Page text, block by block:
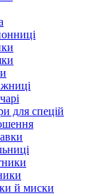
для спецій
й миски